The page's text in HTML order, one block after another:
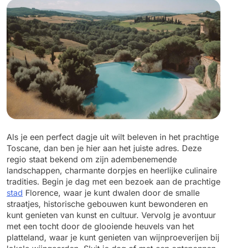
Als je een perfect dagje uit wilt beleven in het prachtige
Toscane, dan ben je hier aan het juiste adres. Deze
regio staat bekend om zijn adembenemende
landschappen, charmante dorpjes en heerlijke culinaire
tradities. Begin je dag met een bezoek aan de prachtige
stad Florence, waar je kunt dwalen door de smalle
straatjes, historische gebouwen kunt bewonderen en
kunt genieten van kunst en cultuur. Vervolg je avontuur
met een tocht door de glooiende heuvels van het
platteland, waar je kunt genieten van wijnproeverijen bij